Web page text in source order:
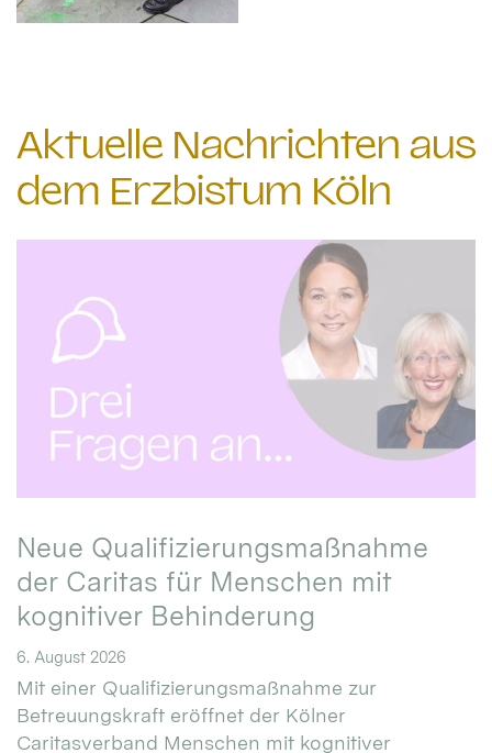
Aktuelle Nachrichten aus
dem Erzbistum Köln
Neue Qualifizierungsmaßnahme
der Caritas für Menschen mit
kognitiver Behinderung
6. August 2026
Mit einer Qualifizierungsmaßnahme zur
Betreuungskraft eröffnet der Kölner
Caritasverband Menschen mit kognitiver